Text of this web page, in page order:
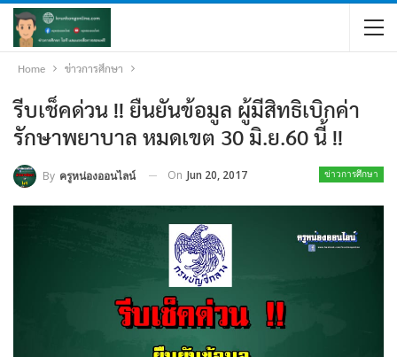
Home ข่าวการศึกษา
รีบเช็คด่วน !! ยืนยันข้อมูล ผู้มีสิทธิเบิกค่า
รักษาพยาบาล หมดเขต 30 มิ.ย.60 นี้ !!
ข่าวการศึกษา
By ครูหน่องออนไลน์ On Jun 20, 2017